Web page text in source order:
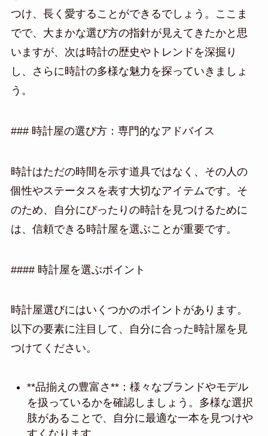
つけ、長く愛することができるでしょう。ここま
でで、大まかな選び方の指針が見えてきたかと思
いますが、次は時計の歴史やトレンドを深掘り
し、さらに時計の多様な魅力を探っていきましょ
う。
### 時計屋の選び方：専門的なアドバイス
時計はただの時間を示す道具ではなく、その人の
個性やステータスを表す大切なアイテムです。そ
のため、自分にぴったりの時計を見つけるために
は、信頼できる時計屋を選ぶことが重要です。
#### 時計屋を選ぶポイント
時計屋選びにはいくつかのポイントがあります。
以下の要素に注目して、自分に合った時計屋を見
つけてください。
**品揃えの豊富さ**：様々なブランドやモデル
を扱っているかを確認しましょう。多様な選択
肢があることで、自分に最適な一本を見つけや